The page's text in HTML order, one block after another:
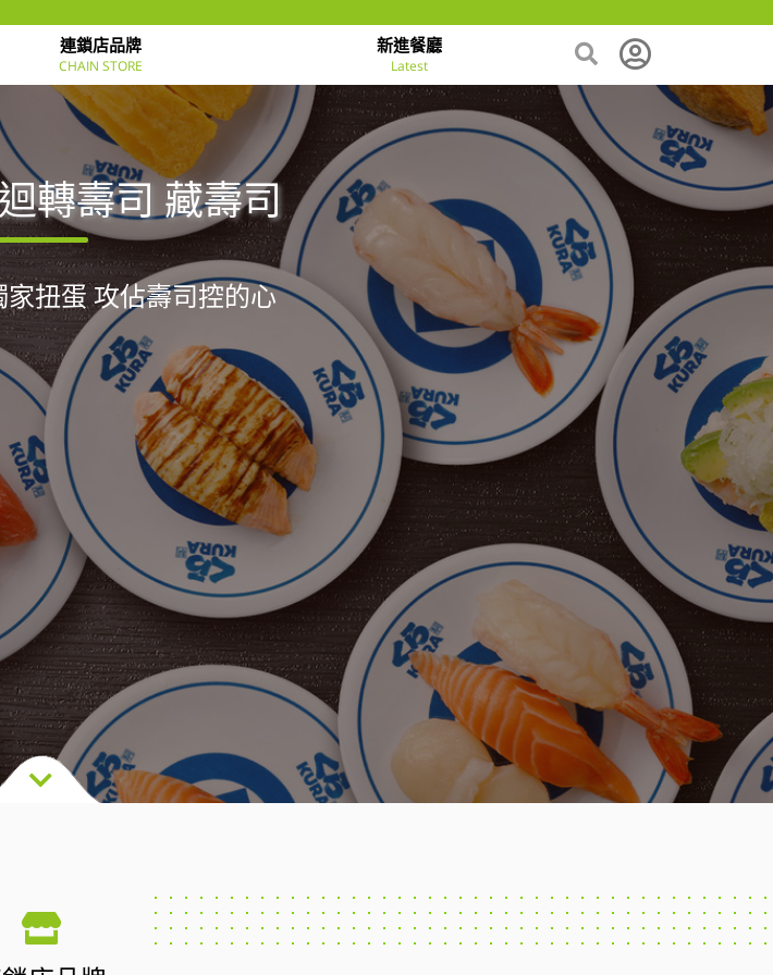
連鎖店品牌
CHAIN STORE
新進餐廳
Latest
轉壽司 藏壽司
扭蛋 攻佔壽司控的心